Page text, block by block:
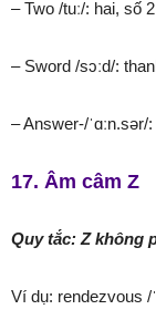
– Two /tuː/: hai, số 2
– Sword /sɔːd/:
– Answer-/ˈɑːn.sər/
17. Âm câm Z
Quy tắc: Z không
Ví dụ: rendezvous /